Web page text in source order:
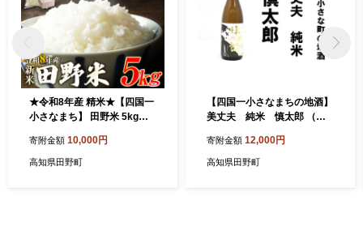
★令和8年産 精米★【四国一
小さなまち】 田野米 5kg（5
寄附金額 10,000円
高知県田野町
【四国一小さなまちの地酒】
美丈夫 純米 慎太郎 （一
寄附金額 12,000円
高知県田野町